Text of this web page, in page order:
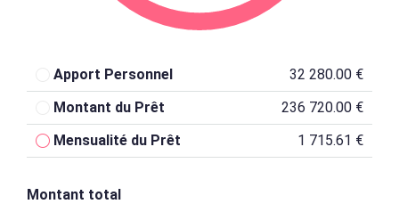
Apport Personnel
32 280.00 €
Montant du Prêt
236 720.00 €
Mensualité du Prêt
1 715.61 €
Montant total